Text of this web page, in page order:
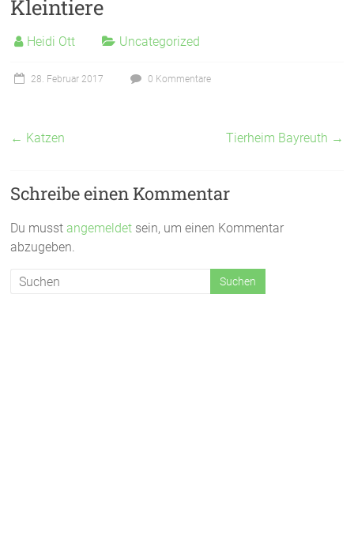
Kleintiere
Heidi Ott Uncategorized
28. Februar 2017 0 Kommentare
← Katzen Tierheim Bayreuth →
Schreibe einen Kommentar
Du musstangemeldet sein, um einen Kommentar
abzugeben.